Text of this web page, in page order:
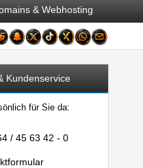
& Webhosting
Kundenservice
für Sie da:
/ 45 63 42 - 0